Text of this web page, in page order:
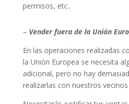
permisos, etc..
– Vender fuera de la Unión
En las operaciones realizadas
la Unión Europea se necesita
adicional, pero no hay
realizarlas con nuestros